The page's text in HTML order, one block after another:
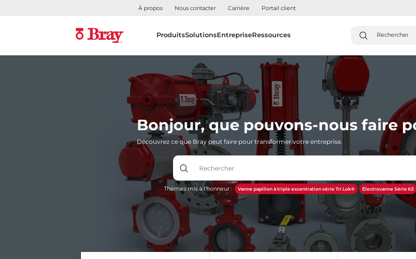
À propos Nous contacter Carrière Portail client
ProduitsSolutionsEntrepriseRessources
Bonjour, que pouvons-nous faire
Découvrez ce que Bray peut faire pour transformer votre entreprise.
Thèmes mis à l'honneur : Vanne papillon à triple excentration série Tri Lok® Électrovanne Série 63